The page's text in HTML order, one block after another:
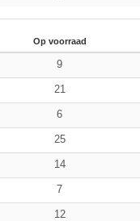
Op voorraad
9
21
6
25
14
7
12